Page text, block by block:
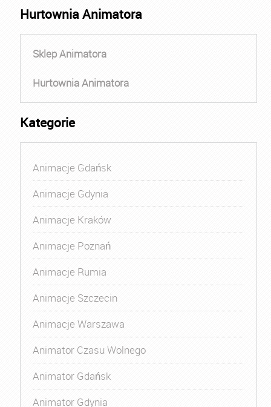
Hurtownia Animatora
Sklep Animatora
Hurtownia Animatora
Kategorie
Animacje Gdańsk
Animacje Gdynia
Animacje Kraków
Animacje Poznań
Animacje Rumia
Animacje Szczecin
Animacje Warszawa
Animator Czasu Wolnego
Animator Gdańsk
Animator Gdynia